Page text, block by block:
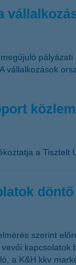
vállalkozások
a Tisztelt
szerint
a K&H kkv